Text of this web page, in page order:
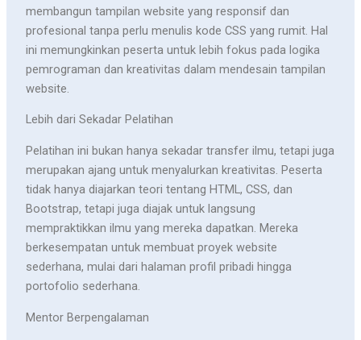
membangun tampilan website yang responsif dan
profesional tanpa perlu menulis kode CSS yang rumit. Hal
ini memungkinkan peserta untuk lebih fokus pada logika
pemrograman dan kreativitas dalam mendesain tampilan
website.
Lebih dari Sekadar Pelatihan
Pelatihan ini bukan hanya sekadar transfer ilmu, tetapi juga
merupakan ajang untuk menyalurkan kreativitas. Peserta
tidak hanya diajarkan teori tentang HTML, CSS, dan
Bootstrap, tetapi juga diajak untuk langsung
mempraktikkan ilmu yang mereka dapatkan. Mereka
berkesempatan untuk membuat proyek website
sederhana, mulai dari halaman profil pribadi hingga
portofolio sederhana.
Mentor Berpengalaman